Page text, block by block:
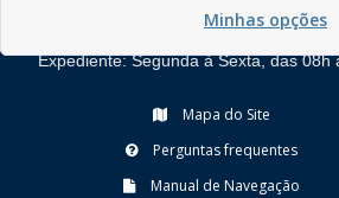
Fone: (83) 3292-2246
Email:
Expediente: Segunda à Sexta, das 08h
Mapa do Site
Perguntas frequentes
Manual de Navegação
Minhas opções